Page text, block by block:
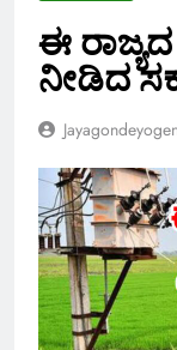
ಈ
ನೀಡಿದ